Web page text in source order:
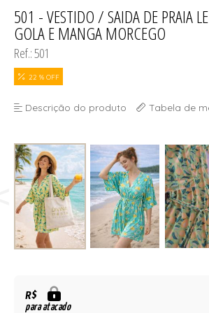
TODOS DE DIVINA SUN -
TODOS DE
501 - VESTIDO / SAIDA DE PRAIA
GOLA E MANGA MORCEGO
Ref.: 501
22 % OFF
Descrição do produto Tabela de
R$
para atacado